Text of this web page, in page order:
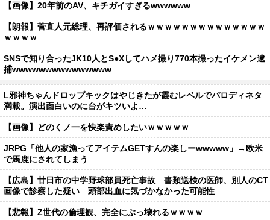
【画像】20年前のAV、キチガイすぎるwwwwww
【朗報】菅直人元総理、再評価されるｗｗｗｗｗｗｗｗｗｗｗｗｗｗ
ｗｗｗｗ
SNSで知り合ったJK10人とS●Xしてハメ撮り770本撮ったイケメン逮
捕wwwwwwwwwwwwwww
L邪神ちゃんドロップキックはやじきたが霞むレベルでパロディネタ
満載。演出面白いのに台がキツいよ…
【画像】どのくノ一を快楽責めしたいｗｗｗｗｗ
JRPG「他人の家漁ってアイテムGETすんの楽しーwwwww」→欧米
で馬鹿にされてしまう
【広島】廿日市の中学野球部員死亡事故 書類送検の医師、別人のCT
画像で診察した疑い 頭部出血に気づかなかった可能性
【悲報】Z世代の倫理観、完全にぶっ壊れるｗｗｗｗ